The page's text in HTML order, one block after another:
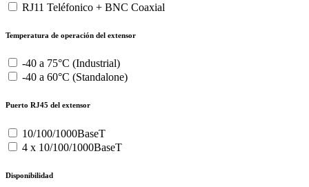
RJ11 Teléfonico + BNC Coaxial
Temperatura de operación del extensor
-40 a 75°C (Industrial)
-40 a 60°C (Standalone)
Puerto RJ45 del extensor
10/100/1000BaseT
4 x 10/100/1000BaseT
Disponibilidad